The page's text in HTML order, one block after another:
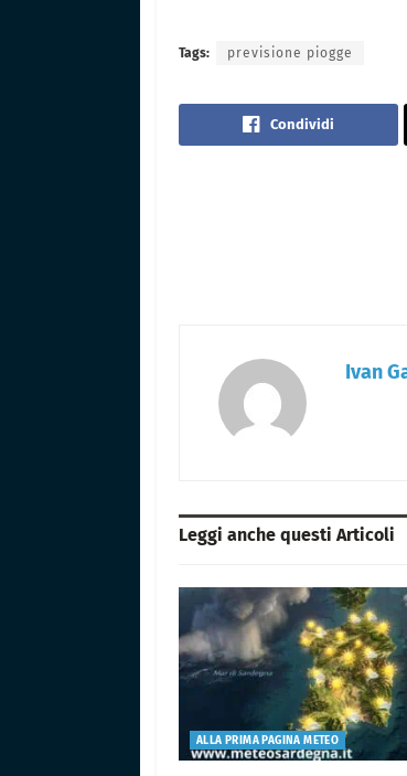
Tags: previsione piogge
Condividi
Ivan
Leggi anche questi Articoli
ALLA PRIMA PAGINA METEO